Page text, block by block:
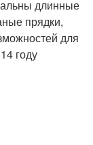
длинные
прядки,
для
году